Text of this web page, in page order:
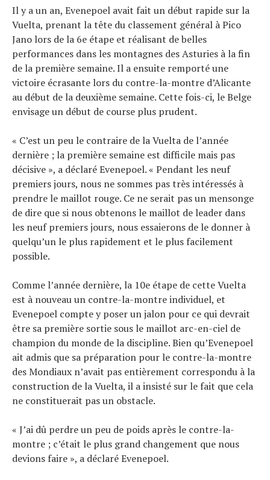
Il y a un an, Evenepoel avait fait un début rapide sur la
Vuelta, prenant la tête du classement général à Pico
Jano lors de la 6e étape et réalisant de belles
performances dans les montagnes des Asturies à la fin
de la première semaine. Il a ensuite remporté une
victoire écrasante lors du contre-la-montre d’Alicante
au début de la deuxième semaine. Cette fois-ci, le Belge
envisage un début de course plus prudent.
« C’est un peu le contraire de la Vuelta de l’année
dernière ; la première semaine est difficile mais pas
décisive », a déclaré Evenepoel. « Pendant les neuf
premiers jours, nous ne sommes pas très intéressés à
prendre le maillot rouge. Ce ne serait pas un mensonge
de dire que si nous obtenons le maillot de leader dans
les neuf premiers jours, nous essaierons de le donner à
quelqu’un le plus rapidement et le plus facilement
possible.
Comme l’année dernière, la 10e étape de cette Vuelta
est à nouveau un contre-la-montre individuel, et
Evenepoel compte y poser un jalon pour ce qui devrait
être sa première sortie sous le maillot arc-en-ciel de
champion du monde de la discipline. Bien qu’Evenepoel
ait admis que sa préparation pour le contre-la-montre
des Mondiaux n’avait pas entièrement correspondu à la
construction de la Vuelta, il a insisté sur le fait que cela
ne constituerait pas un obstacle.
« J’ai dû perdre un peu de poids après le contre-la-
montre ; c’était le plus grand changement que nous
devions faire », a déclaré Evenepoel.